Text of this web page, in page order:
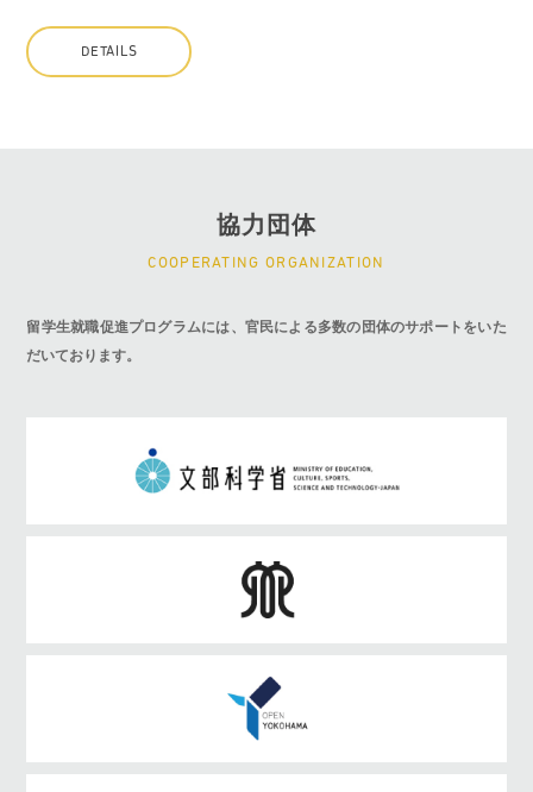
DETAILS
協力団体
COOPERATING ORGANIZATION
留学生就職促進プログラムには、官民による多数の団体のサポートをいた
だいております。